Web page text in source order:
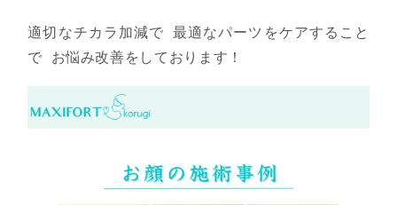
適切なチカラ加減で 最適なパーツをケアすること
で お悩み改善をしております！